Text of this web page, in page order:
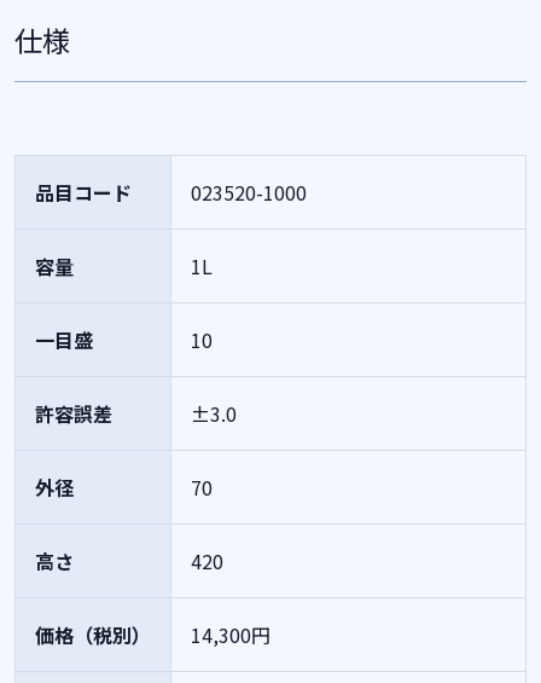
仕様
品目コード 023520-1000
容量 1L
一目盛 10
許容誤差 ±3.0
外径 70
高さ 420
価格（税別） 14,300円